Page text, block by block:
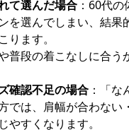
て選んだ場合 ：60代
を選んでしまい、結果
ります。
普段の着こなしに合う
確認不足の場合 ：「な
では、肩幅が合わない
やすくなります。